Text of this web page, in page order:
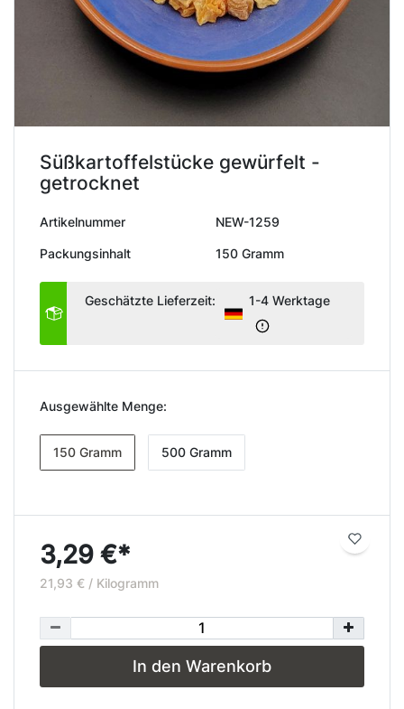
Süßkartoffelstücke gewürfelt -
getrocknet
Artikelnummer NEW-1259
Packungsinhalt 150 Gramm
Geschätzte Lieferzeit: 1-4 Werktage
Ausgewählte Menge:
150 Gramm 500 Gramm
3,29 €*
21,93 € / Kilogramm
In den Warenkorb